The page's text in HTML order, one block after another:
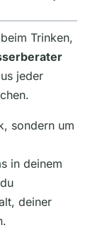
Trinken,
jeder
sondern um
in deinem
deiner